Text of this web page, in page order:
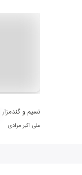
نسیم و گندمزار
علی اکبر مرادی